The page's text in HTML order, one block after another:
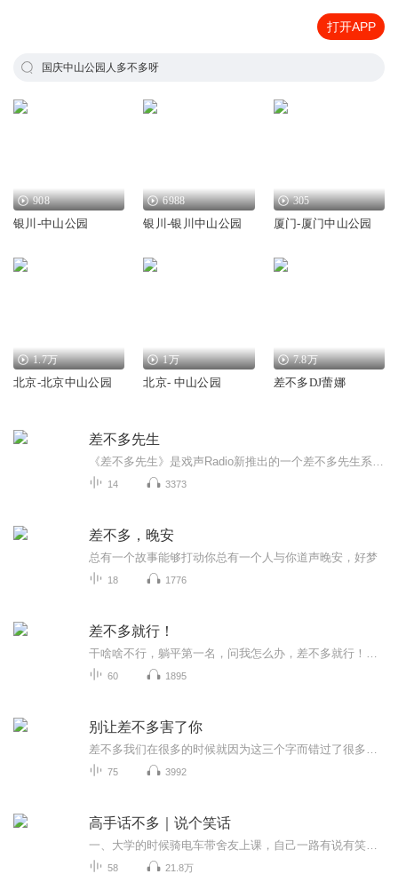
打开APP
国庆中山公园人多不多呀
908
银川-中山公园
6988
银川-银川中山公园
305
厦门-厦门中山公园
1.7万
北京-北京中山公园
1万
北京- 中山公园
7.8万
差不多DJ蕾娜
差不多先生
14 3373
差不多，晚安
总有一个故事能够打动你总有一个人与你道声晚安，好梦
18 1776
差不多就行！
60 1895
别让差不多害了你
75 3992
高手话不多｜说个笑话
58 21.8万